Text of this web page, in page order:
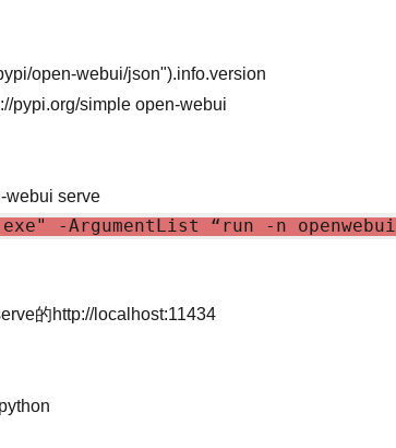
open-webui/json").info.version
pypi.org/simple open-webui
webui serve
-ArgumentList “run -n
的http://localhost:11434